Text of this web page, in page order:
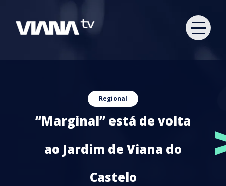
Regional
“Marginal” está de volta
ao Jardim de Viana do
Castelo